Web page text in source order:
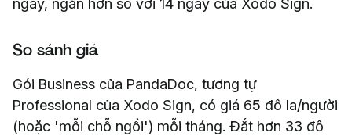
So sánh giá
Gói Business của PandaDoc, tương tự
Professional của Xodo Sign, có giá 65 đô la/người
(hoặc 'mỗi chỗ ngồi') mỗi tháng. Đắt hơn 33 đô